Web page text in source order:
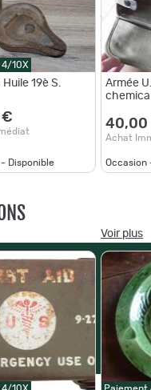
4/10X
Huile 19è S.
€
Disponible
Armée
40,00
Achat
Occasion
Voir plus